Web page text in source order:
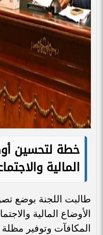
خطة لتحسين
المالية
طالبت اللجنة بوضع
الأوضاع المالية
المكافآت وتوفير مظلة